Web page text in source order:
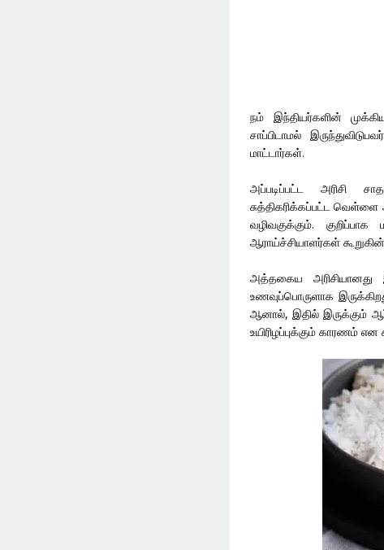
நம் இந்தியர்களின்
சாப்பிடாமல்
மாட்டார்கள்.
அப்படிப்பட்ட அரிசி
சுத்திகரிக்கப்பட்ட
வழிவகுக்கும்.
ஆராய்ச்சியாளர்கள்
அத்தகைய அரிசியானது
உணவுப்பொருளாக
ஆனால், இதில் இருக்கும்
உயிரிழப்புக்கும் காரணம்